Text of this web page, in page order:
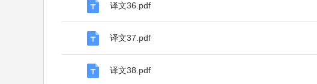
译文36.pdf
译文37.pdf
译文38.pdf